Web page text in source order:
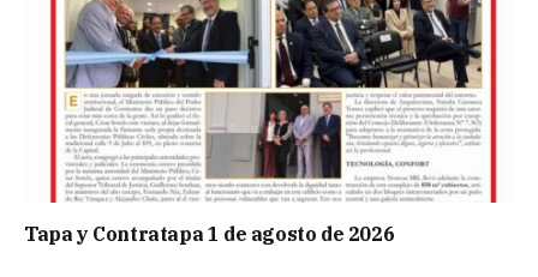
Tapa y Contratapa 1 de agosto de 2026